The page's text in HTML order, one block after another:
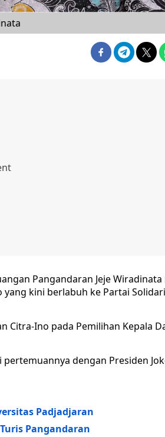
Pangandaran Jeje
kini berlabuh ke Partai
Citra-Ino pada Pemilihan Kepala
dengan Presiden
Padjadjaran
Pangandaran